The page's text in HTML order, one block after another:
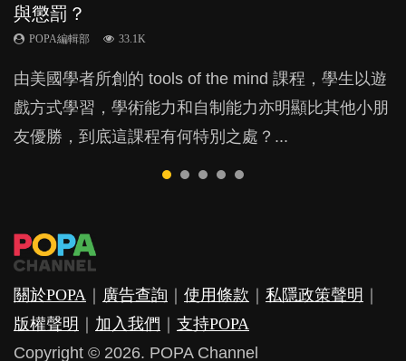
與懲罰？
POPA編輯部 33.1K
由美國學者所創的 tools of the mind 課程，學生以遊
戲方式學習，學術能力和自制能力亦明顯比其他小朋
友優勝，到底這課程有何特別之處？...
月大前上堂不見效果
POPA編輯部 47.1K
現今小朋友的起跑線，愈推愈前。雖然政府並無官方
的統計數字，但粗略估算，香港至少有六、七百家早
期教育中心，但孩子是否愈早上Playgroup愈好？...
POPA編輯部
鬱，影響日常生活，嚴重的甚至會有自殺，或傷害小
朋友的念頭。但為何爸爸患上產後抑鬱往往難以察
覺？...
力與價值
POPA編輯部 25.8K
許多媽媽心底可能都有一刻掙扎過：究竟全職好，還
是在職好。雖說每個家庭都有自己的獨特狀況和考慮
因素，但原來全職和在職媽媽所養育的子女其實都各
POPA編輯部
成吮手指的習慣，大個就很難戒，但原來一刀切阻止
他們放東西入口，隨時會影響孩子的身心發展？...
關於POPA 廣告查詢 使用條款 私隱政策聲明
版權聲明
加入我們
支持POPA
Copyright © 2026. POPA Channel